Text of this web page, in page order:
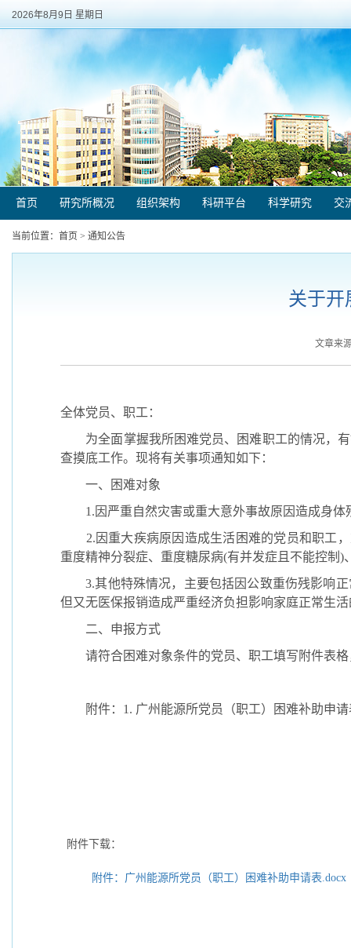
2026年8月9日 星期日
首页 研究所概况 组织架构 科研平台 科学研究 交
当前位置： 首页 > 通知公告
关于开
文章来
全体党员、职工：
为全面掌握我所困难党员、困难职工的情况，
查摸底工作。现将有关事项通知如下：
一、困难对象
1. 因严重自然灾害或重大意外事故原因造成身
2. 因重大疾病原因造成生活困难的党员和职工
重度精神分裂症、重度糖尿病(有并发症且不能控制 )
3.其他特殊情况，主要包括因公致重伤残影响
但又无医保报销造成严重经济负担影响家庭正常生
二、申报方式
请符合困难对象条件的党员、职工填写附件表
附件：1 . 广州能源所党员（职工）困难补助申请
附件下载：
附件：广州能源所党员（职工）困难补助申请表.docx